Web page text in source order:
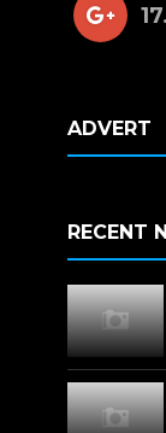
ADVERT
RECENT